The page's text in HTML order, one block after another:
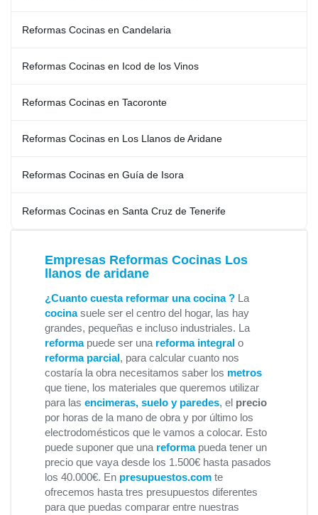
Reformas Cocinas en Candelaria
Reformas Cocinas en Icod de los Vinos
Reformas Cocinas en Tacoronte
Reformas Cocinas en Los Llanos de Aridane
Reformas Cocinas en Guía de Isora
Reformas Cocinas en Santa Cruz de Tenerife
Empresas Reformas Cocinas Los
llanos de aridane
¿Cuanto cuesta reformar una cocina ? La
cocinasuele ser el centro del hogar, las hay
grandes, pequeñas e incluso industriales. La
reformapuede ser una reforma integral o
reforma parcial, para calcular cuanto nos
costaría la obra necesitamos saber los metros
que tiene, los materiales que queremos utilizar
para las encimeras, suelo y paredes, el precio
por horas de la mano de obra y por último los
electrodomésticos que le vamos a colocar. Esto
puede suponer que una reformapueda tener un
precio que vaya desde los 1.500€ hasta pasados
los 40.000€. En presupuestos.com te
ofrecemos hasta tres presupuestos diferentes
para que puedas comparar entre nuestras